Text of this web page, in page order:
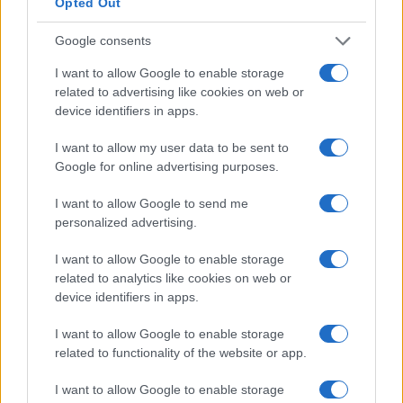
Google consents
I want to allow Google to enable storage
related to advertising like cookies on web or
device identifiers in apps.
I want to allow my user data to be sent to
Google for online advertising purposes.
I want to allow Google to send me
personalized advertising.
I want to allow Google to enable storage
related to analytics like cookies on web or
device identifiers in apps.
I want to allow Google to enable storage
related to functionality of the website or app.
I want to allow Google to enable storage
squadra asturiana fino al termine della stagione
2025-26.
Alejandro Jiménez, esterno del Milan, sta
completando il suo trasferimento al
Bournemouth, allenato dal connazionale Andoni
Iraola. Il giocatore di Leganés, che è cresciuto
una clausola di riacquisto da parte del club
domenica.
Il Crystal Palace ha rifiutato un’offerta di 40
milioni di euro da parte del Liverpool per il
difensore Marc Guéhi, secondo quanto riportato
da ‘The Guardian’. Il club londinese chiede